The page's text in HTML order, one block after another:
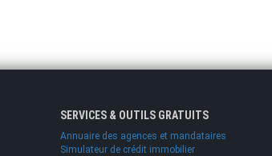
SERVICES & OUTILS GRATUITS
Annuaire des agences et mandataires
Simulateur de crédit immobilier